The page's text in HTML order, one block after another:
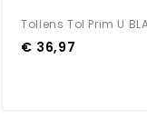
Tollens Tol Prim U
€ 36,97